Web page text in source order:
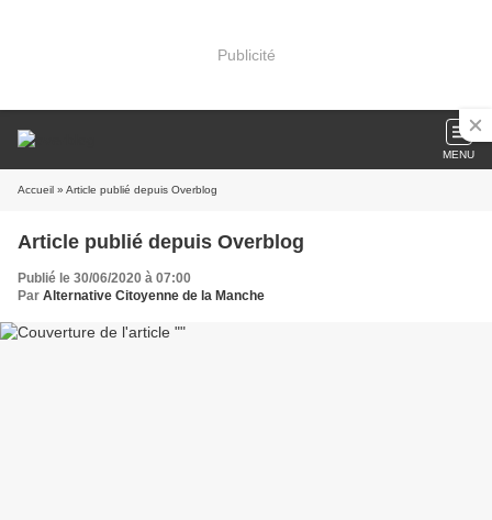
Publicité
MENU
Accueil » Article publié depuis Overblog
Article publié depuis Overblog
Publié le 30/06/2020 à 07:00
Par Alternative Citoyenne de la Manche